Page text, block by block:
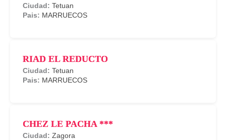
Tetuan
MARRUECOS
RIAD EL REDUCTO
Tetuan
MARRUECOS
CHEZ LE PACHA ***
Zagora